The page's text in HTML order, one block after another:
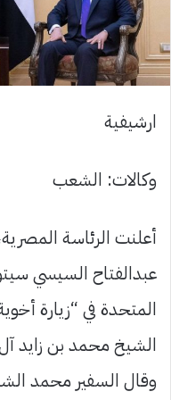
ارشيفية
وكالات: الشعب
أعلنت الرئاسة
عبدالفتاح السيسي
المتحدة في “زيارة
الشيخ محمد بن زايد
وقال السفير محمد